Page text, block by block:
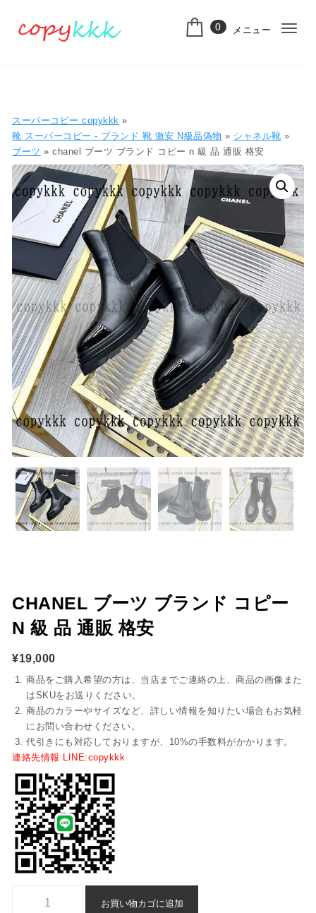
0 メニュー
ナ
シ
ョ
ン
切
り
替
え
スーパーコピー copykkk »
靴 スーパーコピー - ブランド 靴 激安 N級品偽物 » シャネル靴 »
ブーツ » chanel ブーツ ブランド コピー n 級 品 通販 格安
CHANEL ブーツ ブランド コピー
N 級 品 通販 格安
¥19,000
商品をご購入希望の方は、当店までご連絡の上、商品の画像また
はSKUをお送りください。
商品のカラーやサイズなど、詳しい情報を知りたい場合もお気軽
にお問い合わせください。
代引きにも対応しておりますが、10%の手数料がかかります。
連絡先情報 LINE:copykkk
お買い物カゴに追加